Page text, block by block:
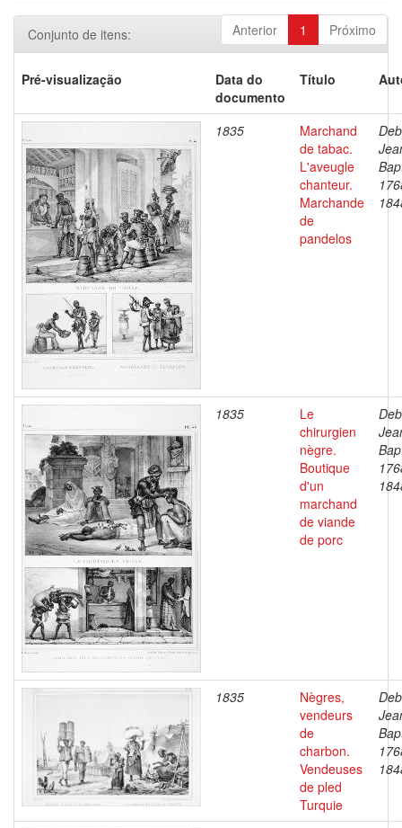
Anterior 1 Próximo
Conjunto de itens:
Pré-visualização
Data do
documento
Título
1835
Marchand
de tabac.
L'aveugle
chanteur.
Marchande
de
pandelos
1835
Le
chirurgien
nègre.
Boutique
d'un
marchand
de viande
de porc
1835
Nègres,
vendeurs
de
charbon.
Vendeuses
de pled
Turquie